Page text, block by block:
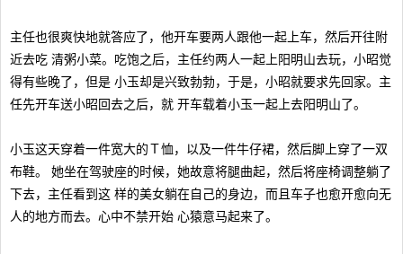
主任也很爽快地就答应了，他开车要两人跟他一起上车，然后开往附
近去吃 清粥小菜。吃饱之后，主任约两人一起上阳明山去玩，小昭觉
得有些晚了，但是 小玉却是兴致勃勃，于是，小昭就要求先回家。主
任先开车送小昭回去之后，就 开车载着小玉一起上去阳明山了。
小玉这天穿着一件宽大的Ｔ恤，以及一件牛仔裙，然后脚上穿了一双
布鞋。 她坐在驾驶座的时候，她故意将腿曲起，然后将座椅调整躺了
下去，主任看到这 样的美女躺在自己的身边，而且车子也愈开愈向无
人的地方而去。心中不禁开始 心猿意马起来了。